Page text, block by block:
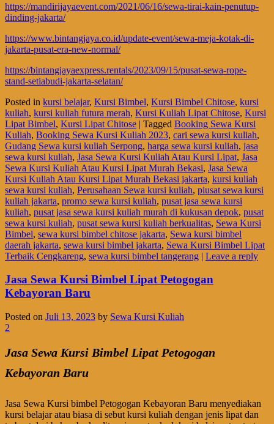
https://mandirijayaevent.com/2021/06/16/sewa-tirai-kain-penutup-
dinding-jakarta/
https://www.bintangjaya.co.id/update-event/sewa-meja-kotak-di-
jakarta-pusat-era-new-normal/
https://bintangjayaexpress.rentals/2023/09/15/pusat-sewa-rope-
stand-setiabudi-jakarta-selatan/
Posted in kursi belajar, Kursi Bimbel, Kursi Bimbel Chitose, kursi
kuliah, kursi kuliah futura merah, Kursi Kuliah Lipat Chitose, Kursi
Lipat Bimbel, Kursi Lipat Chitose | Tagged Booking Sewa Kursi
Kuliah, Booking Sewa Kursi Kuliah 2023, cari sewa kursi kuliah,
Gudang Sewa kursi kuliah Serpong, harga sewa kursi kuliah, jasa
sewa kursi kuliah, Jasa Sewa Kursi Kuliah Atau Kursi Lipat, Jasa
Sewa Kursi Kuliah Atau Kursi Lipat Murah Bekasi, Jasa Sewa
Kursi Kuliah Atau Kursi Lipat Murah Bekasi jakarta, kursi kuliah
sewa kursi kuliah, Perusahaan Sewa kursi kuliah, piusat sewa kursi
kuliah jakarta, promo sewa kursi kuliah, pusat jasa sewa kursi
kuliah, pusat jasa sewa kursi kuliah murah di kukusan depok, pusat
sewa kursi kuliah, pusat sewa kursi kuliah berkualitas, Sewa Kursi
Bimbel, sewa kursi bimbel chitose jakarta, Sewa kursi bimbel
daerah jakarta, sewa kursi bimbel jakarta, Sewa Kursi Bimbel Lipat
Terbaik Cengkareng, sewa kursi bimbel tangerang | Leave a reply
Jasa Sewa Kursi Bimbel Lipat Petogogan
Kebayoran Baru
Posted on Juli 13, 2023 by Sewa Kursi Kuliah
2
Jasa Sewa Kursi Bimbel Lipat Petogogan
Kebayoran Baru
Jasa Sewa Kursi bimbel Petogogan Kebayoran Baru menyediakan
kursi belajar atau biasa di sebut kursi kuliah dengan jenis lipat dan